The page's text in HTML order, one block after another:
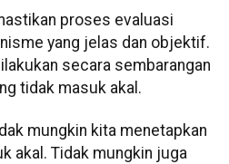
proses evaluasi
yang jelas dan objektif.
secara sembarangan
tidak masuk akal.
mungkin kita menetapkan
akal. Tidak mungkin juga